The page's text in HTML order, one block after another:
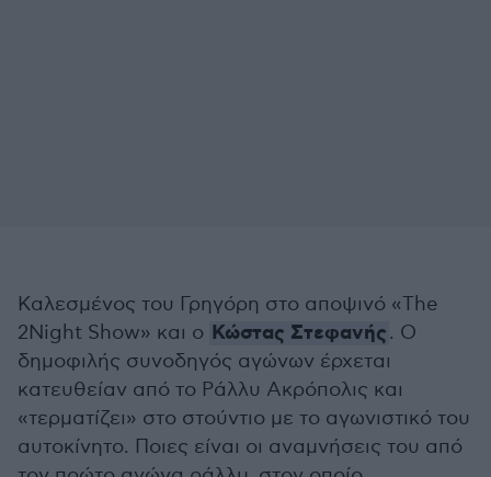
Καλεσμένος του Γρηγόρη στο αποψινό «The
2Night Show» και ο Κώστας Στεφανής. O
δημοφιλής συνοδηγός αγώνων έρχεται
κατευθείαν από το Ράλλυ Ακρόπολις και
«τερματίζει» στο στούντιο με το αγωνιστικό του
αυτοκίνητο. Ποιες είναι οι αναμνήσεις του από